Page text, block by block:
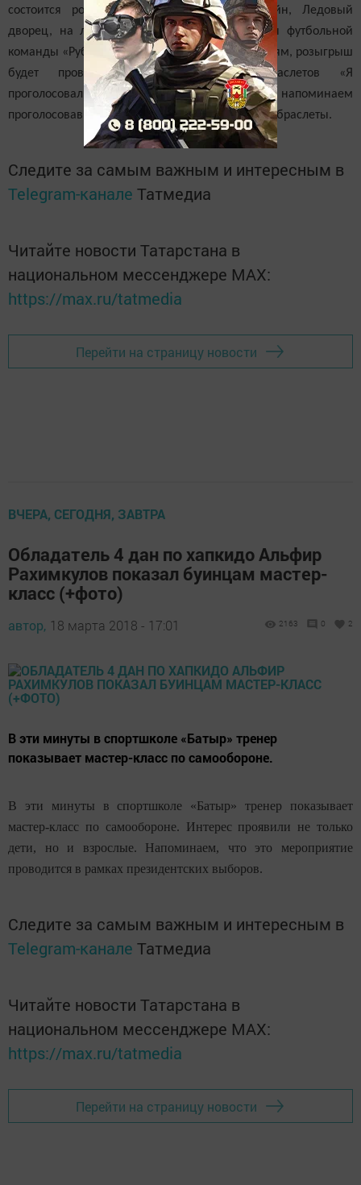
состоится розыгрыш абонементов в бассейн, Ледовый
дворец, на лыжную базу и билетов на игры футбольной
команды «Рубин». По официальным сообщениям, розыгрыш
будет проводиться по нумерации браслетов «Я
проголосовал». В связи с этим напоминаем
проголосовавшим, что им нужно иметь с собой браслеты.
Следите за самым важным и интересным в
Telegram-канале Татмедиа
Читайте новости Татарстана в
национальном мессенджере MАХ:
https://max.ru/tatmedia
Перейти на страницу новости
ВЧЕРА, СЕГОДНЯ, ЗАВТРА
Обладатель 4 дан по хапкидо Альфир
Рахимкулов показал буинцам мастер-
класс (+фото)
автор, 18 марта 2018 - 17:01 2163 0 2
В эти минуты в спортшколе «Батыр» тренер
показывает мастер-класс по самообороне.
В эти минуты в спортшколе «Батыр» тренер показывает
мастер-класс по самообороне. Интерес проявили не только
дети, но и взрослые. Напоминаем, что это мероприятие
проводится в рамках президентских выборов.
Следите за самым важным и интересным в
Telegram-канале Татмедиа
Читайте новости Татарстана в
национальном мессенджере MАХ:
https://max.ru/tatmedia
Перейти на страницу новости